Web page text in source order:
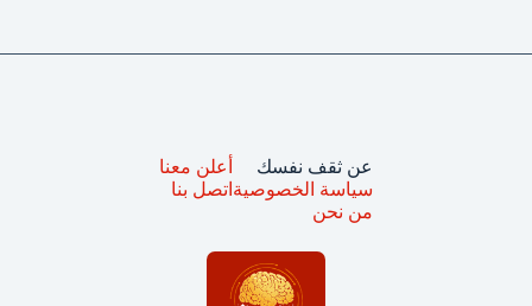
عن ثقف نفسك
سياسة الخصوصية
من نحن
أعلن معنا
اتصل بنا